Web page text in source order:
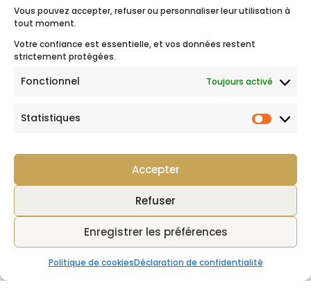
Vous pouvez accepter, refuser ou personnaliser leur utilisation à
tout moment.
Votre confiance est essentielle, et vos données restent
strictement protégées.
Fonctionnel Toujours activé
Statistiques
Accepter
Refuser
Enregistrer les préférences
Politique de cookiesDéclaration de confidentialité
Crète – Grèce
Santorin – Grèce
Rhodes – Grèce
Les Pouilles – Italie
Politique de données